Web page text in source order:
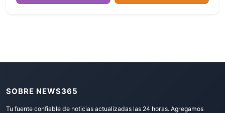
SOBRE NEWS365
Tu fuente confiable de noticias actualizadas las 24 horas. Agregamos